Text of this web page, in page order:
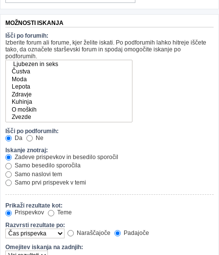
MOŽNOSTI ISKANJA
Išči po forumih:
Izberite forum ali forume, kjer želite iskati. Po podforumih lahko hitreje iščete
tako, da označete starševski forum in spodaj omogočite iskanje po
podforumih.
Išči po podforumih:
Da
Ne
Iskanje znotraj:
Zadeve prispevkov in besedilo sporočil
Samo besedilo sporočila
Samo naslovi tem
Samo prvi prispevek v temi
Prikaži rezultate kot:
Prispevkov
Teme
Razvrsti rezultate po:
Naraščajoče
Padajoče
Omejitev iskanja na zadnjih: